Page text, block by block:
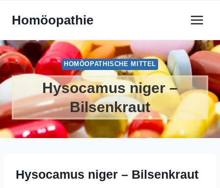
InhaltHomöopathie
HOMÖOPATHISCHE MITTEL
Hysocamus niger –
Bilsenkraut
Hysocamus niger – Bilsenkraut